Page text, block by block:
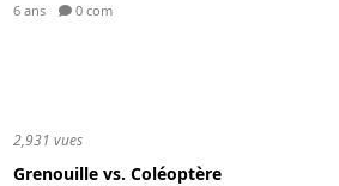
6 ans 0 com
2,931 vues
Grenouille vs. Coléoptère